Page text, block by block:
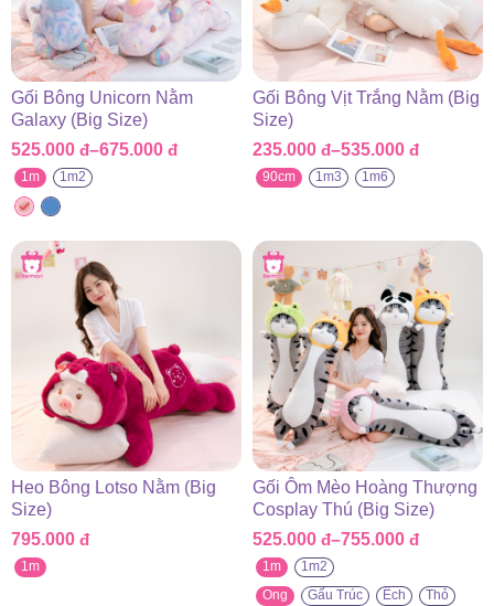
Gối Bông Unicorn Nằm
Galaxy (Big Size)
525.000 đ–675.000 đ
Khoảng
giá:
từ
525.000 đ
đến
675.000 đ
1m 1m2
Gối Bông Vịt Trắng Nằm (Big
Size)
235.000 đ–535.000 đ
Khoảng
giá:
đến
535.000 đ
90cm 1m3 1m6
Heo Bông Lotso Nằm (Big
Size)
795.000 đ
1m
Gối Ôm Mèo Hoàng Thượng
Cosplay Thú (Big Size)
525.000 đ–755.000 đ
Khoảng
giá:
từ
1m
1m2
Ong
Gấu Trúc Ếch Thỏ